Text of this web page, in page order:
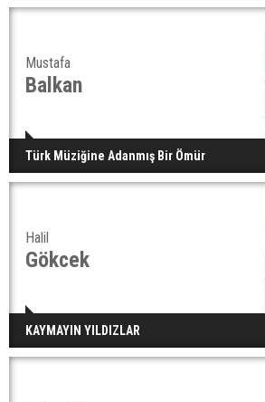
Mustafa
Balkan
Türk Müziğine Adanmış Bir Ömür
Halil
Gökcek
KAYMAYIN YILDIZLAR